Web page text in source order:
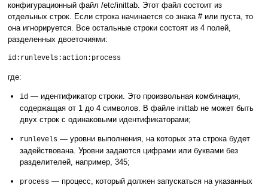
конфигурационный файл /etc/inittab. Этот файл состоит из
отдельных строк. Если строка начинается со знака # или пуста, то
она игнорируется. Все остальные строки состоят из 4 полей,
разделенных двоеточиями:
id:runlevels:action:process
где:
id — идентификатор строки. Это произвольная комбинация,
содержащая от 1 до 4 символов. В файле inittab не может быть
двух строк с одинаковыми идентификаторами;
runlevels — уровни выполнения, на которых эта строка будет
задействована. Уровни задаются цифрами или буквами без
разделителей, например, 345;
process — процесс, который должен запускаться на указанных